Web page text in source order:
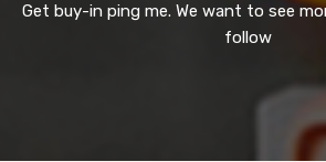
Get buy-in ping me. We want to see
follow